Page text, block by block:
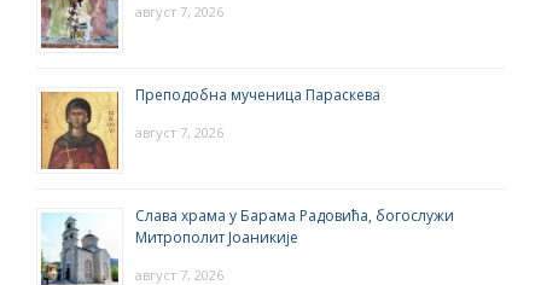
август 7, 2026
Преподобна мученица Параскева
август 7, 2026
Слава храма у Барама Радовића, богослужи
Митрополит Јоаникије
август 7, 2026